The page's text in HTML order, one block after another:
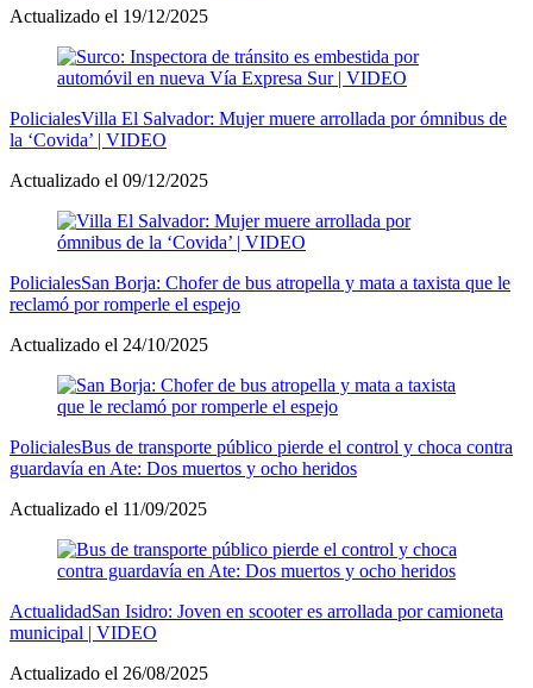
Actualizado el 19/12/2025
PolicialesVilla El Salvador: Mujer muere arrollada por ómnibus de
la ‘Covida’ | VIDEO
Actualizado el 09/12/2025
PolicialesSan Borja: Chofer de bus atropella y mata a taxista que le
reclamó por romperle el espejo
Actualizado el 24/10/2025
PolicialesBus de transporte público pierde el control y choca contra
guardavía en Ate: Dos muertos y ocho heridos
Actualizado el 11/09/2025
ActualidadSan Isidro: Joven en scooter es arrollada por camioneta
municipal | VIDEO
Actualizado el 26/08/2025